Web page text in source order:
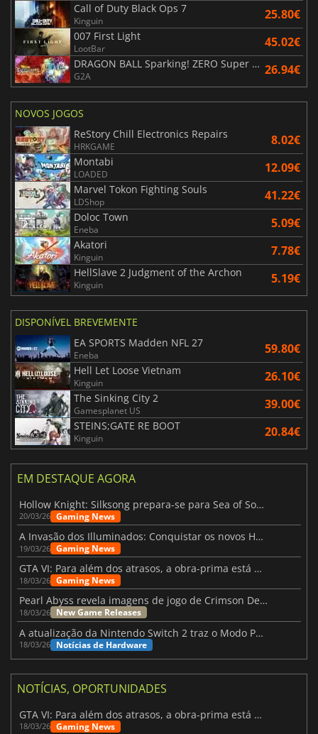
Call of Duty Black Ops 7
Kinguin 25.80€
007 First Light
LootBar 45.02€
DRAGON BALL Sparking! ZERO Super Limit Breaking NEO
G2A 26.94€
NOVOS JOGOS
ReStory Chill Electronics Repairs
HRKGAME 8.02€
Montabi
LOADED 12.09€
Marvel Tokon Fighting Souls
LDShop 41.22€
Doloc Town
Eneba 5.09€
Akatori
Kinguin 7.78€
HellSlave 2 Judgment of the Archon
Kinguin 5.19€
DISPONÍVEL BREVEMENTE
EA SPORTS Madden NFL 27
Eneba 59.80€
Hell Let Loose Vietnam
Kinguin 26.10€
The Sinking City 2
Gamesplanet US 39.00€
STEINS;GATE RE BOOT
Kinguin 20.84€
EM DESTAQUE AGORA
Hollow Knight: Silksong prepara-se para Sea of Sorrow com um patch
20/03/26 Gaming News
A Invasão dos Illuminados: Conquistar os novos Helldivers 2 Atualização!
19/03/26 Gaming News
GTA VI: Para além dos atrasos, a obra-prima está quase a chegar
18/03/26 Gaming News
Pearl Abyss revela imagens de jogo de Crimson Desert para a PS5
18/03/26 New Game Releases
A atualização da Nintendo Switch 2 traz o Modo Portátil aos jogos mais antigos da Switch
18/03/26 Notícias de Hardware
NOTÍCIAS, OPORTUNIDADES
GTA VI: Para além dos atrasos, a obra-prima está quase a chegar
18/03/26 Gaming News